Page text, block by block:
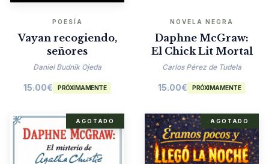
POESÍA
Vayan recogiendo,
señores
Daniel Budnik Ojeda
15.00€ PRÓXIMAMENTE
NOVELA NEGRA
Daphne McGraw:
El Chick Lit Mortal
Carlos Pérez de Tudela
15.00€ PRÓXIMAMENTE
AGOTADO AGOTADO